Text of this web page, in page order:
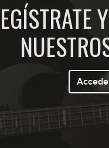
Accede